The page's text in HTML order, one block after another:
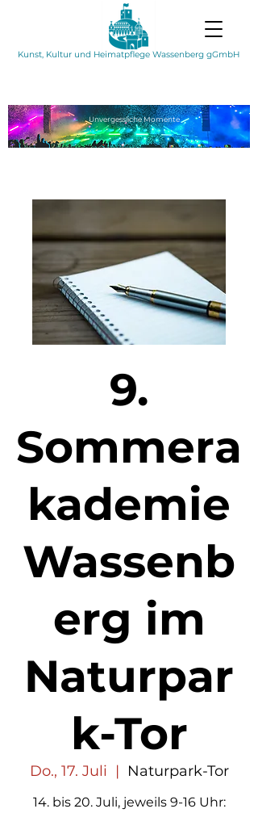
Kunst, Kultur und Heimatpflege Wassenberg gGmbH
UnvergesslicheMomente
9.
Sommera
kademie
Wassenb
erg im
Naturpar
k-Tor
Do., 17. Juli
  |
Naturpark-Tor
14. bis 20. Juli, jeweils 9-16 Uhr: